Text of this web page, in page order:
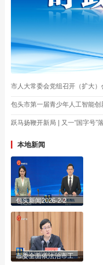
市人大常委会党组召开（扩大）
跃马扬鞭开新局 | 又一“国字号”
本地新闻
包头新闻2026-2-2
市委全面依法治市工作会议召开